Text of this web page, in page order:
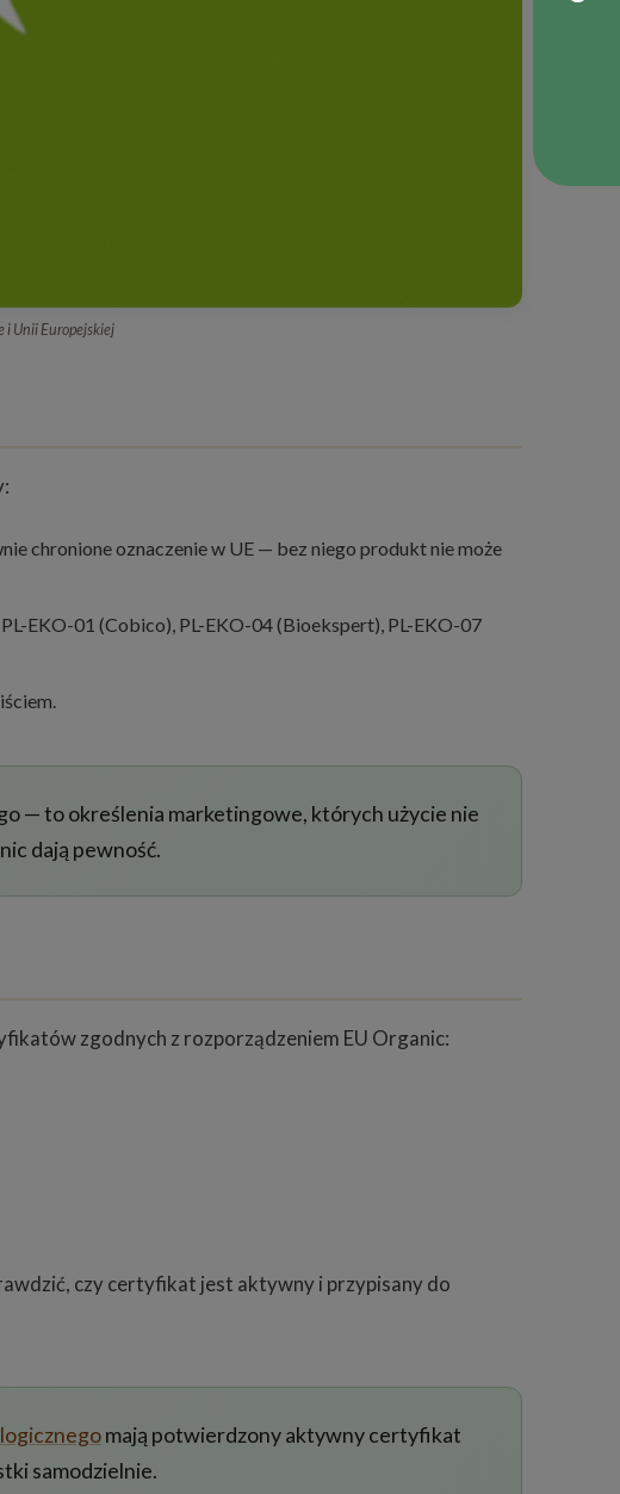
i Unii Europejskiej
chronione oznaczenie w UE — bez niego produkt nie może
EKO-01 (Cobico), PL-EKO-04 (Bioekspert), PL-EKO-07
— to określenia marketingowe, których użycie nie
dają pewność.
zgodnych z rozporządzeniem EU Organic:
czy certyfikat jest aktywny i przypisany do
mają potwierdzony aktywny certyfikat
samodzielnie.